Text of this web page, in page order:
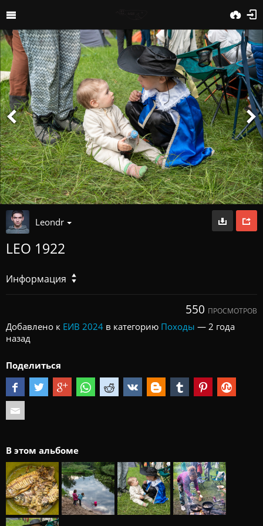
Leondr
LEO 1922
Информация
550 ПРОСМОТРОВ
Добавлено к ЕИВ 2024 в категорию Походы — 2 года
назад
Поделиться
В этом альбоме